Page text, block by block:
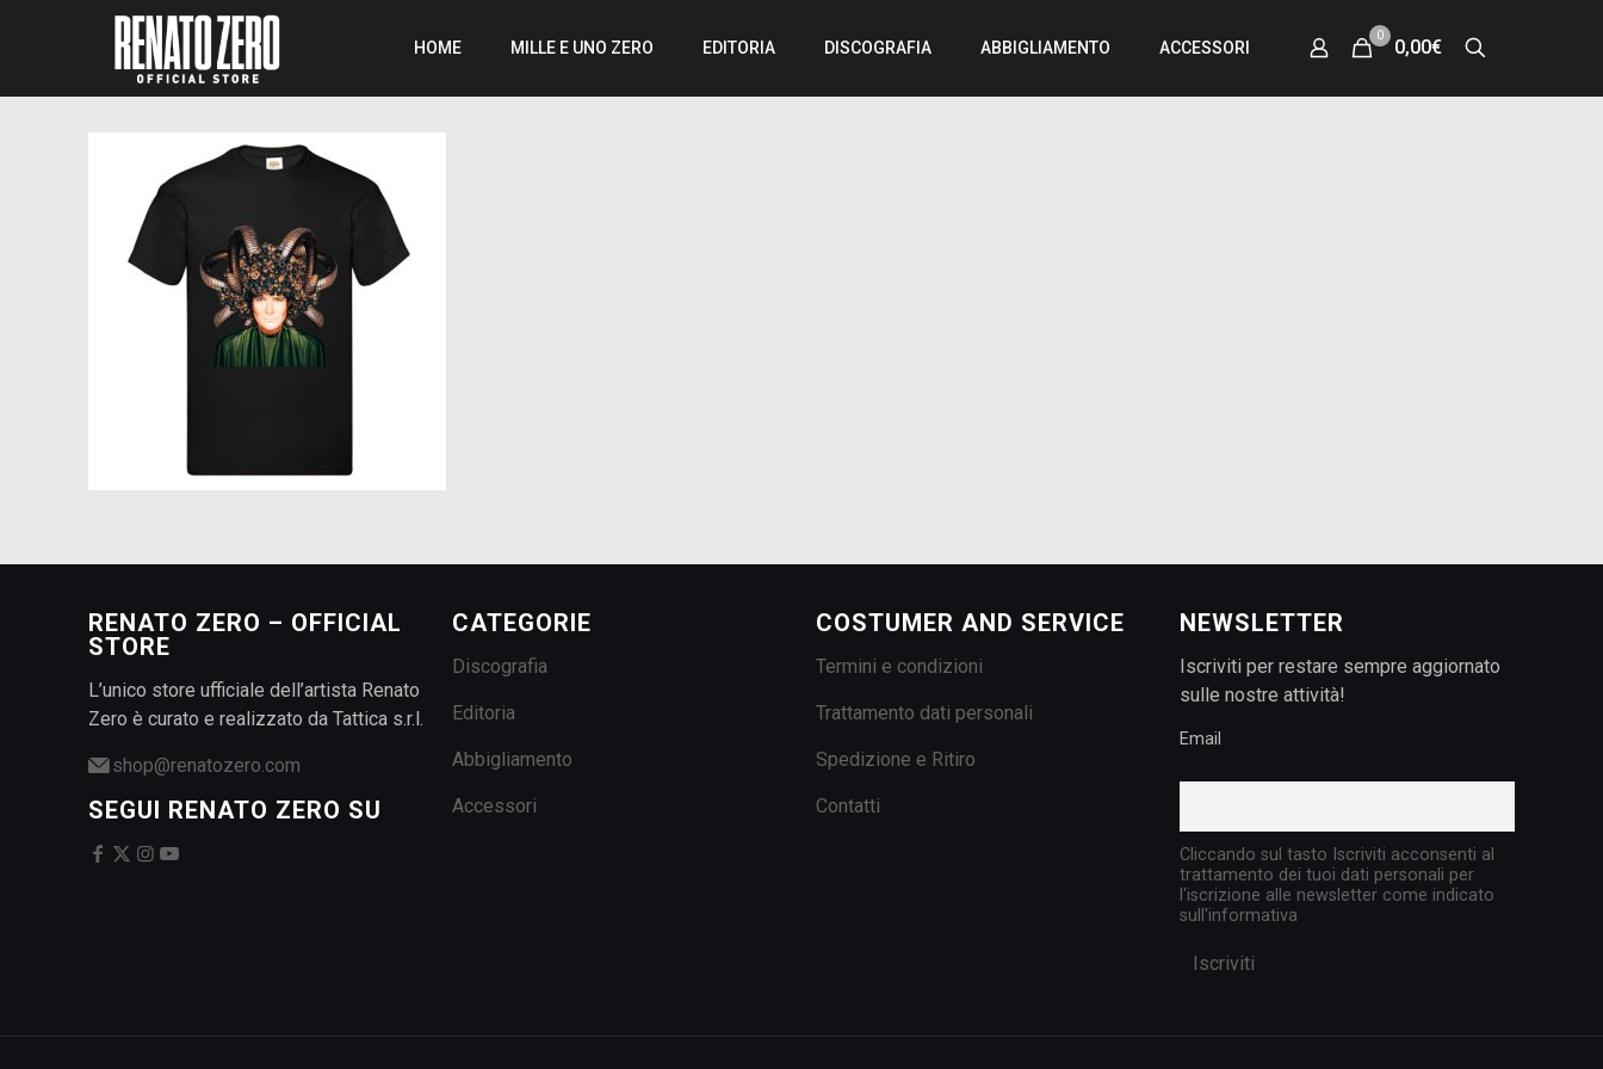
HOME MILLE E UNO ZERO EDITORIA DISCOGRAFIA ABBIGLIAMENTO ACCESSORI
0
0,00€
RENATO ZERO – OFFICIAL
STORE
L’unico store ufficiale dell’artista Renato
Zero è curato e realizzato da Tattica s.r.l.
shop@renatozero.com
SEGUI RENATO ZERO SU
CATEGORIE
Discografia
Editoria
Abbigliamento
Accessori
COSTUMER AND SERVICE
Termini e condizioni
Trattamento dati personali
Spedizione e Ritiro
Contatti
NEWSLETTER
Iscriviti per restare sempre aggiornato
sulle nostre attività!
Email
Cliccando sul tasto Iscriviti acconsenti al
trattamento dei tuoi dati personali per
l'iscrizione alle newsletter come indicato
sull'informativa